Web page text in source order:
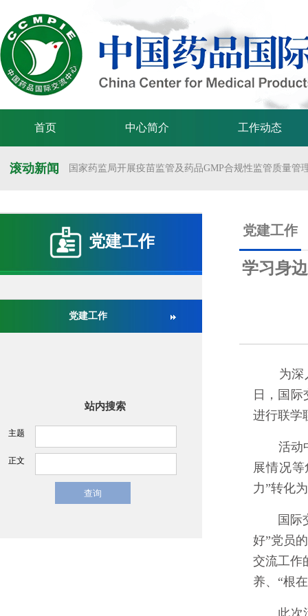
首页 中心简介 工作动态
滚动新闻 国家药监局开展疫苗监管及药品GMP合规性监管质量管
国家药监局药审中心关于发布《预防用mRNA疫苗临床
国家药监局药审中心关于发布《关于开发适宜药品包装
国家药监局 国家卫生健康委 国家中医药局 国家疾控局
关于举办第十六届中国医疗器械监督管理国际会议的通
党建工作
党建工作
站内搜索
主题
正文
党建工作
学习身
为深入
日，国
进行联学
活动中
展情况
力”转化
国际交
好”党员
交流工作
养、“根
此次活